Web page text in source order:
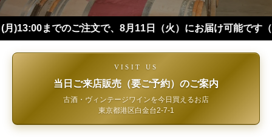
文で、8月11日（火）にお届け可能です（※四国・中
VISIT US
当日ご来店販売（要ご予約）のご案内
古酒・ヴィンテージワインを今日買えるお店
東京都港区白金台2-7-1